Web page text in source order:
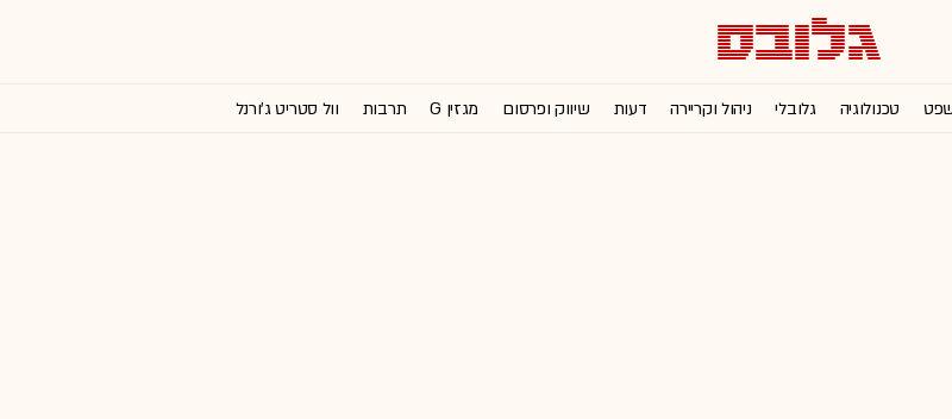
טכנולוגיה גלובלי ניהול וקריירה דעות שיווק ופרסום מגזין G תרבות וול סטריט ג'ורנל